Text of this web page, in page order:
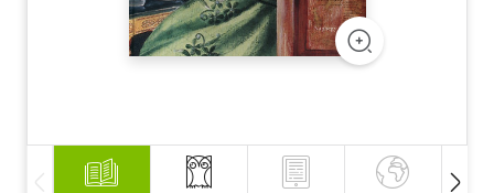
Társadalomtudomány
Természettudomány